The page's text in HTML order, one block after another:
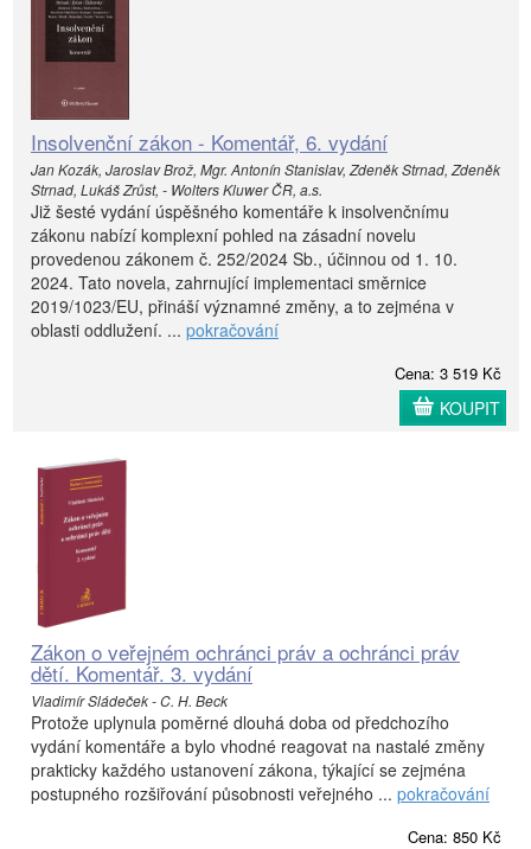
Insolvenční zákon - Komentář, 6. vydání
Jan Kozák, Jaroslav Brož, Mgr. Antonín Stanislav, Zdeněk Strnad, Zdeněk
Strnad, Lukáš Zrůst, - Wolters Kluwer ČR, a.s.
Již šesté vydání úspěšného komentáře k insolvenčnímu
zákonu nabízí komplexní pohled na zásadní novelu
provedenou zákonem č. 252/2024 Sb., účinnou od 1. 10.
2024. Tato novela, zahrnující implementaci směrnice
2019/1023/EU, přináší významné změny, a to zejména v
oblasti oddlužení. ... pokračování
Cena: 3 519 Kč
KOUPIT
Zákon o veřejném ochránci práv a ochránci práv
dětí. Komentář. 3. vydání
Vladimír Sládeček - C. H. Beck
Protože uplynula poměrné dlouhá doba od předchozího
vydání komentáře a bylo vhodné reagovat na nastalé změny
prakticky každého ustanovení zákona, týkající se zejména
postupného rozšiřování působnosti veřejného ... pokračování
Cena: 850 Kč